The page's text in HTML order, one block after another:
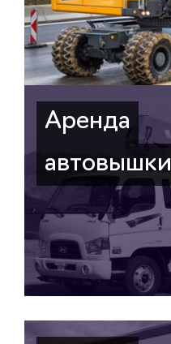
Аренда
автовышки